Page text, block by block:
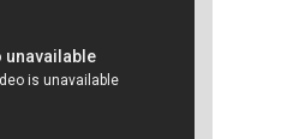
a Assoalhos São Miguel!